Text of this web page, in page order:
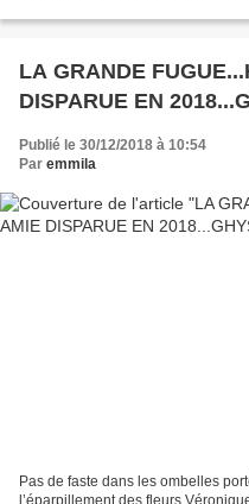
LA GRANDE
DISPARUE EN
Publié le 30/12/2018 à 10:54
Par emmila
Pas de faste dans les ombelles
l’éparpillement des fleurs